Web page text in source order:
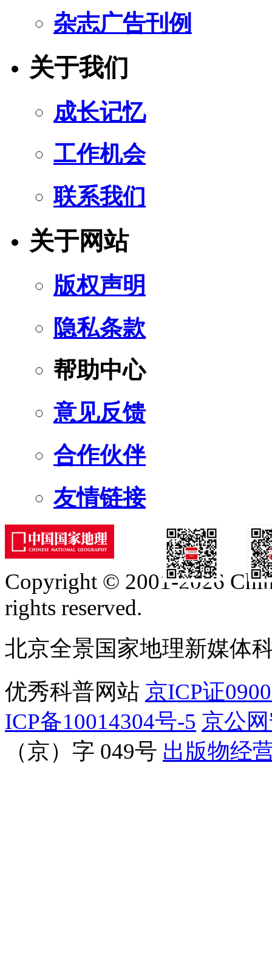
杂志广告刊例
关于我们
成长记忆
工作机会
联系我们
关于网站
版权声明
隐私条款
帮助中心
意见反馈
合作伙伴
友情链接
订阅号
Copyright © 2001-2026
rights reserved.
北京全景国家地理新媒体
优秀科普网站 京ICP证
ICP备10014304号-5 京公
（京）字 049号 出版物经